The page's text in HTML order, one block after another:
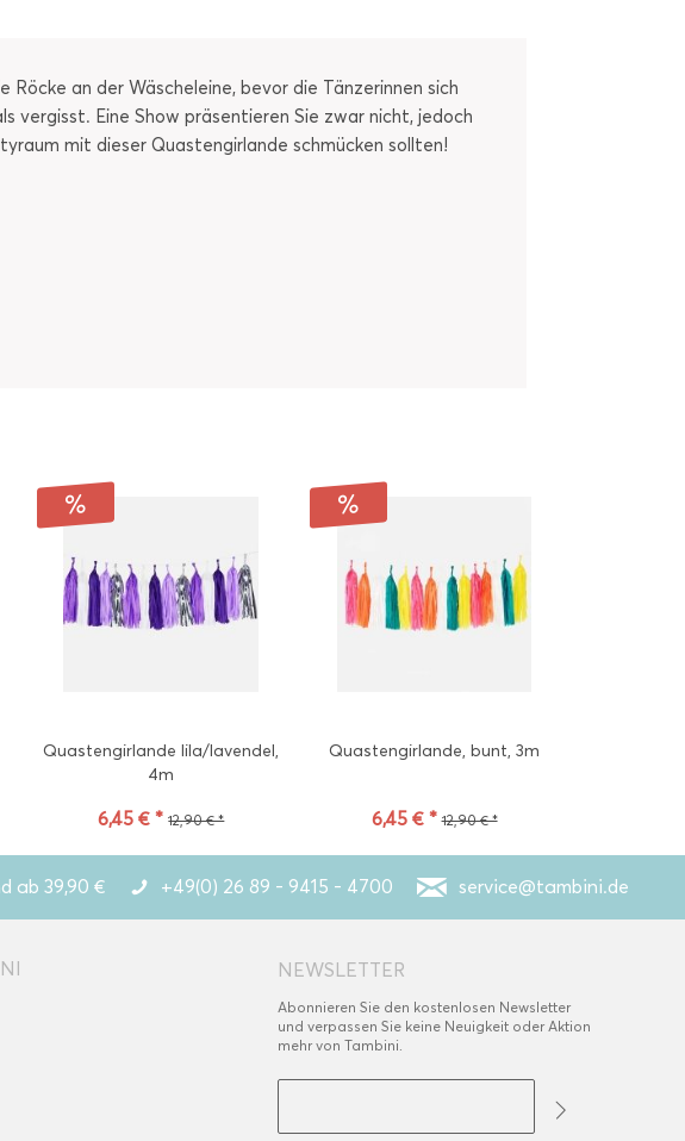
an der Wäscheleine, bevor die Tänzerinnen sich
vergisst. Eine Show präsentieren Sie zwar nicht, jedoch
mit dieser Quastengirlande schmücken sollten!
Quastengirlande lila/lavendel,
4m
6,45 € * 12,90 € *
Quastengirlande, bunt, 3m
6,45 € * 12,90 € *
ab 39,90 € +49(0) 26 89 - 9415 - 4700 service@tambini.de
NEWSLETTER
Abonnieren Sie den kostenlosen Newsletter
und verpassen Sie keine Neuigkeit oder Aktion
mehr von Tambini.